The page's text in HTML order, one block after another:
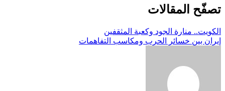
تصفّح المقالات
الكويت.. منارة الجود وكعبة المثقفين
إيران بين خسائر الحرب ومكاسب التفاهمات